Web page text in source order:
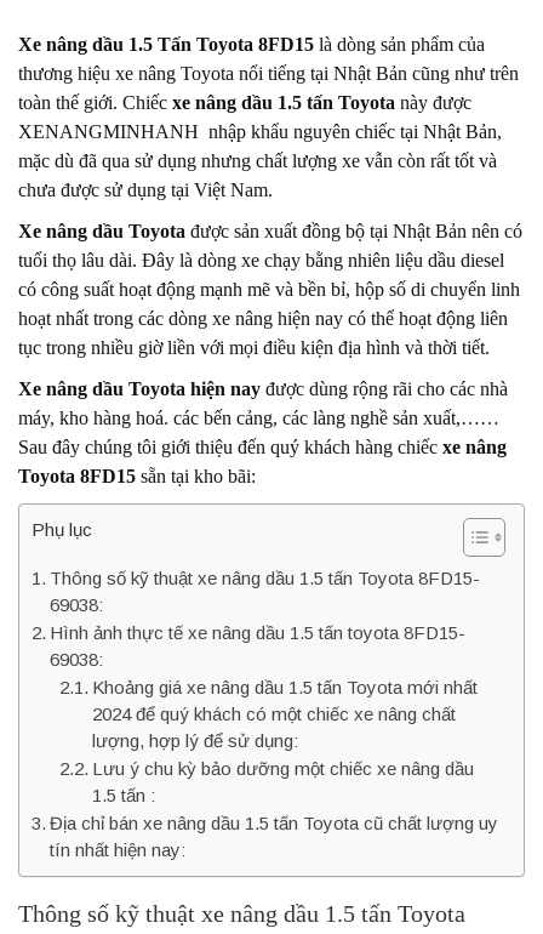
Xe nâng dầu 1.5 Tấn Toyota 8FD15 là dòng sản phẩm của
thương hiệu xe nâng Toyota nổi tiếng tại Nhật Bản cũng như trên
toàn thế giới. Chiếc xe nâng dầu 1.5 tấn Toyota này được
XENANGMINHANH nhập khẩu nguyên chiếc tại Nhật Bản,
mặc dù đã qua sử dụng nhưng chất lượng xe vẫn còn rất tốt và
chưa được sử dụng tại Việt Nam.
Xe nâng dầu Toyota được sản xuất đồng bộ tại Nhật Bản nên có
tuổi thọ lâu dài. Đây là dòng xe chạy bằng nhiên liệu dầu diesel
có công suất hoạt động mạnh mẽ và bền bỉ, hộp số di chuyển linh
hoạt nhất trong các dòng xe nâng hiện nay có thể hoạt động liên
tục trong nhiều giờ liền với mọi điều kiện địa hình và thời tiết.
Xe nâng dầu Toyota hiện nay được dùng rộng rãi cho các nhà
máy, kho hàng hoá. các bến cảng, các làng nghề sản xuất,……
Sau đây chúng tôi giới thiệu đến quý khách hàng chiếc xe nâng
Toyota 8FD15 sẵn tại kho bãi:
Phụ lục
Thông số kỹ thuật xe nâng dầu 1.5 tấn Toyota 8FD15-
69038:
Hình ảnh thực tế xe nâng dầu 1.5 tấn toyota 8FD15-
69038:
Khoảng giá xe nâng dầu 1.5 tấn Toyota mới nhất
2024 để quý khách có một chiếc xe nâng chất
lượng, hợp lý để sử dụng:
Lưu ý chu kỳ bảo dưỡng một chiếc xe nâng dầu
1.5 tấn :
Địa chỉ bán xe nâng dầu 1.5 tấn Toyota cũ chất lượng uy
tín nhất hiện nay:
Thông số kỹ thuật xe nâng dầu 1.5 tấn Toyota